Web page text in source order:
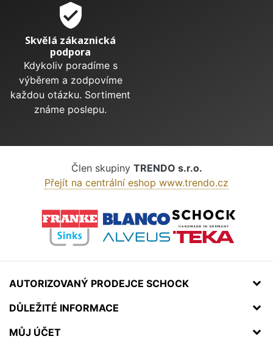
verified_user
Skvělá zákaznická
podpora
Kdykoliv poradíme s
výběrem a zodpovíme
každou otázku. Sortiment
známe poslepu.
Člen skupiny TRENDO s.r.o.
Přejít na centrální eshop www.trendo.cz
AUTORIZOVANÝ PRODEJCE SCHOCK
DŮLEŽITÉ INFORMACE
MŮJ ÚČET